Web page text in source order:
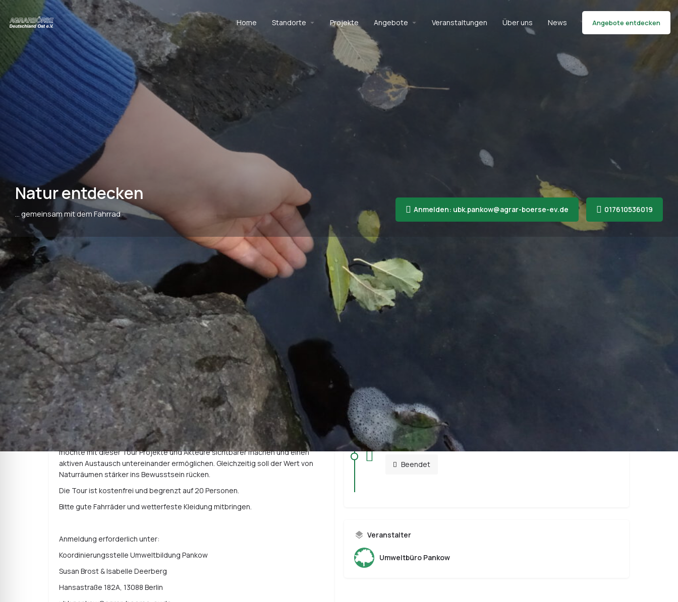
Home Standorte Projekte Angebote Veranstaltungen Über uns News Angebote entdecken
Natur entdecken
... gemeinsam mit dem Fahrrad Anmelden: ubk.pankow@agrar-boerse-ev.de 017610536019
Übersicht
Beschreibung
Die Koordinierungsstelle Umweltbildung Pankow und der Naturpark Barnim
laden zu einer spannenden Fahrradexkursion ein. Gemeinsam machen sie eine
Tour durch den Norden des Bezirks. An fünf verschiedenen Orten lernen die
Teilnehmenden lokale Akteure der Natur-, Umwelt-, Klima- und
Nachhaltigkeitsbildung und deren Arbeit kennen. Start ist das Gut
Hobrechtsfelde und die Wildnisschule Berlin. Vorbei an der Moorlinse führt die
Tour zu den Vereinen Pankgräfin, bauerngarten und Gartenfreunde Pankow. Die
Veranstaltung wird mit einem gemütlichen Zusammensein und Grillen
ausklingen. Begleitet wird die Fahrradtour von den Stadtnatur Rangern. Sie
geben zusätzlich einen Einblick in die Flora und Fauna der vorhandenen
Landschaftsschutzgebiete. Die Koordinierungsstelle Umweltbildung Pankow
möchte mit dieser Tour Projekte und Akteure sichtbarer machen und einen
aktiven Austausch untereinander ermöglichen. Gleichzeitig soll der Wert von
Naturräumen stärker ins Bewusstsein rücken.
Die Tour ist kostenfrei und begrenzt auf 20 Personen.
Bitte gute Fahrräder und wetterfeste Kleidung mitbringen.
Anmeldung erforderlich unter:
Koordinierungsstelle Umweltbildung Pankow
Susan Brost & Isabelle Deerberg
Hansastraße 182A, 13088 Berlin
Kategorie
Kultur & Freizeit
Datum
14. Mai 2022 12:00 - 18:30
Beendet
Veranstalter
Umweltbüro Pankow